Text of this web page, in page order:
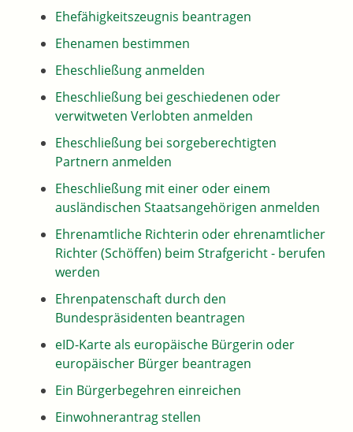
Ehefähigkeitszeugnis beantragen
Ehenamen bestimmen
Eheschließung anmelden
Eheschließung bei geschiedenen oder
verwitweten Verlobten anmelden
Eheschließung bei sorgeberechtigten
Partnern anmelden
Eheschließung mit einer oder einem
ausländischen Staatsangehörigen anmelden
Ehrenamtliche Richterin oder ehrenamtlicher
Richter (Schöffen) beim Strafgericht - berufen
werden
Ehrenpatenschaft durch den
Bundespräsidenten beantragen
eID-Karte als europäische Bürgerin oder
europäischer Bürger beantragen
Ein Bürgerbegehren einreichen
Einwohnerantrag stellen